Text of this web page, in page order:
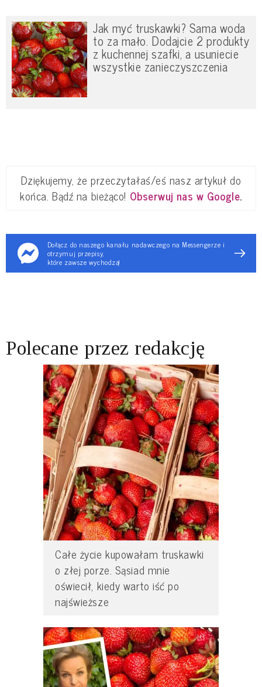
Jak myć truskawki? Sama woda
to za mało. Dodajcie 2 produkty
z kuchennej szafki, a usuniecie
wszystkie zanieczyszczenia
Dziękujemy, że przeczytałaś/eś nasz artykuł do
końca. Bądź na bieżąco! Obserwuj nas w Google.
Dołącz do naszego kanału nadawczego na Messengerze i
otrzymuj przepisy,
które zawsze wychodzą!
Polecane przez redakcję
Całe życie kupowałam truskawki
o złej porze. Sąsiad mnie
oświecił, kiedy warto iść po
najświeższe